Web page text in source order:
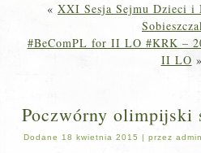
« XXI Sesja Sejmu Dzieci i
#BeComPL for II LO #KRK –
II LO »
Poczwórny olimpijski
Dodane 18 kwietnia 2015 |przez